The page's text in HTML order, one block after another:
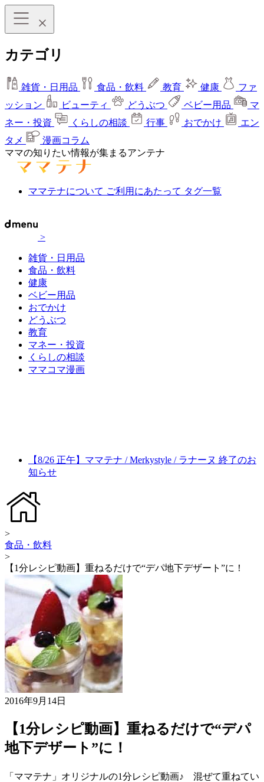
カテゴリ
雑貨・日用品 食品・飲料 教育 健康
ファ
ッション
ビューティ どうぶつ ベビー用品
マ
ネー・投資
くらしの相談 行事 おでかけ
エン
タメ
漫画コラム
ママの知りたい情報が集まるアンテナ
ママテナについて ご利用にあたって タグ一覧
>
雑貨・日用品
食品・飲料
健康
ベビー用品
おでかけ
どうぶつ
教育
マネー・投資
くらしの相談
ママコマ漫画
【8/26 正午】ママテナ / Merkystyle / ラナーヌ 終了のお
知らせ
>
食品・飲料
>
【1分レシピ動画】重ねるだけで“デパ地下デザート”に！
2016年9月14日
【1分レシピ動画】重ねるだけで“デパ
地下デザート”に！
「ママテナ」オリジナルの1分レシピ動画♪ 混ぜて重ねてい